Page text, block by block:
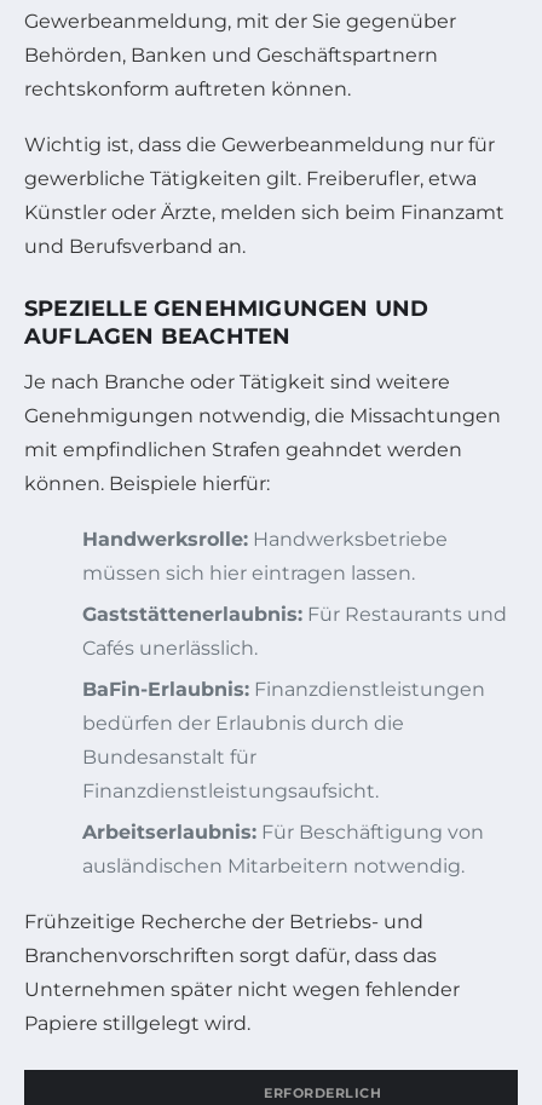
Gewerbeanmeldung, mit der Sie gegenüber
Behörden, Banken und Geschäftspartnern
rechtskonform auftreten können.
Wichtig ist, dass die Gewerbeanmeldung nur für
gewerbliche Tätigkeiten gilt. Freiberufler, etwa
Künstler oder Ärzte, melden sich beim Finanzamt
und Berufsverband an.
SPEZIELLE GENEHMIGUNGEN UND
AUFLAGEN BEACHTEN
Je nach Branche oder Tätigkeit sind weitere
Genehmigungen notwendig, die Missachtungen
mit empfindlichen Strafen geahndet werden
können. Beispiele hierfür:
Handwerksrolle: Handwerksbetriebe
müssen sich hier eintragen lassen.
Gaststättenerlaubnis: Für Restaurants und
Cafés unerlässlich.
BaFin-Erlaubnis: Finanzdienstleistungen
bedürfen der Erlaubnis durch die
Bundesanstalt für
Finanzdienstleistungsaufsicht.
Arbeitserlaubnis: Für Beschäftigung von
ausländischen Mitarbeitern notwendig.
Frühzeitige Recherche der Betriebs- und
Branchenvorschriften sorgt dafür, dass das
Unternehmen später nicht wegen fehlender
Papiere stillgelegt wird.
ERFORDERLICH